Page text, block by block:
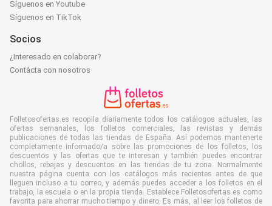
Síguenos en Youtube
Síguenos en TikTok
Socios
¿Interesado en colaborar?
Contácta con nosotros
Folletosofertas.es recopila diariamente todos los catálogos actuales, las
ofertas semanales, los folletos comerciales, las revistas y demás
publicaciones de todas las tiendas de España. Así podemos mantenerte
completamente informado/a sobre las promociones de los folletos, los
descuentos y las ofertas que te interesan y también puedes encontrar
chollos, rebajas y descuentos en las tiendas de tu zona. Normalmente
nuestra página cuenta con los catálogos más recientes antes de que
lleguen incluso a tu correo, y además puedes acceder a los folletos en el
trabajo, la escuela o en la propia tienda. Establece Folletosofertas.es como
favorita para ahorrar mucho tiempo y dinero. Es más, al leer los folletos de